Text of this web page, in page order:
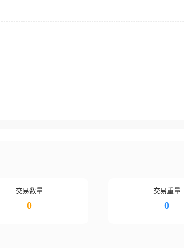
交易数量
0
交易重量
0